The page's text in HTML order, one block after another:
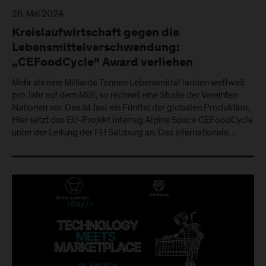
28. Mai 2024
Kreislaufwirtschaft gegen die
Lebensmittelverschwendung:
„CEFoodCycle“ Award verliehen
Mehr als eine Milliarde Tonnen Lebensmittel landen weltweit
pro Jahr auf dem Müll, so rechnet eine Studie der Vereinten
Nationen vor. Das ist fast ein Fünftel der globalen Produktion.
Hier setzt das EU-Projekt Interreg Alpine Space CEFoodCycle
unter der Leitung der FH Salzburg an. Das internationale…